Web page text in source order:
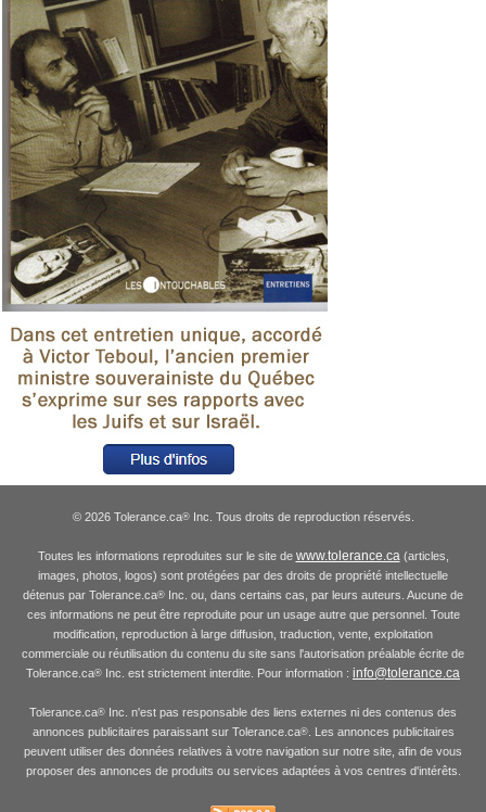
© 2026 Tolerance.ca®Inc. Tous droits de reproduction réservés.
Toutes les informations reproduites sur le site de www.tolerance.ca(articles,
images, photos, logos) sont protégées par des droits de propriété intellectuelle
détenus par Tolerance.ca® Inc. ou, dans certains cas, par leurs auteurs. Aucune de
ces informations ne peut être reproduite pour un usage autre que personnel. Toute
modification, reproduction à large diffusion, traduction, vente, exploitation
commerciale ou réutilisation du contenu du site sans l'autorisation préalable écrite de
Tolerance.ca® Inc. est strictement interdite. Pour information : info@tolerance.ca
Tolerance.ca® Inc. n'est pas responsable des liens externes ni des contenus des
annonces publicitaires paraissant sur Tolerance.ca®. Les annonces publicitaires
peuvent utiliser des données relatives à votre navigation sur notre site, afin de vous
proposer des annonces de produits ou services adaptées à vos centres d'intérêts.